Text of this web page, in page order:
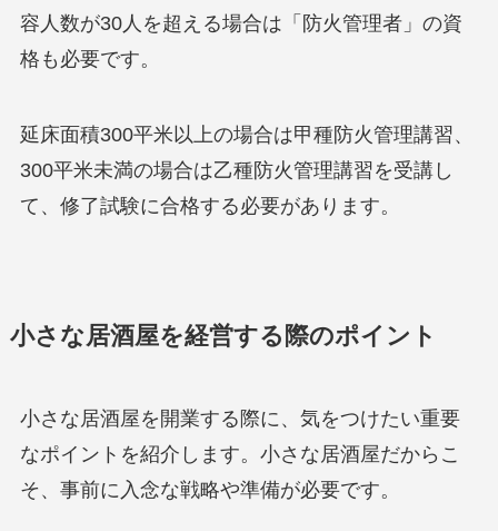
容人数が30人を超える場合は「防火管理者」の資
格も必要です。
延床面積300平米以上の場合は甲種防火管理講習、
300平米未満の場合は乙種防火管理講習を受講し
て、修了試験に合格する必要があります。
小さな居酒屋を経営する際のポイント
小さな居酒屋を開業する際に、気をつけたい重要
なポイントを紹介します。小さな居酒屋だからこ
そ、事前に入念な戦略や準備が必要です。